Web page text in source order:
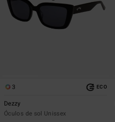
3 ECO
Dezzy
Óculos de sol Unissex